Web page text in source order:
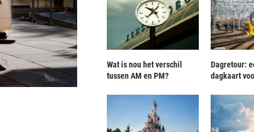
Wat is nou het verschil
tussen AM en PM?
Dagretour:
dagkaart